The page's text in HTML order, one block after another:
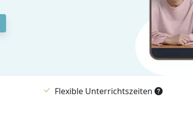
Flexible Unterrichtszeiten